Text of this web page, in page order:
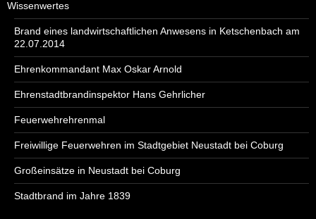
Wissenwertes
Brand eines landwirtschaftlichen Anwesens in Ketschenbach am
22.07.2014
Ehrenkommandant Max Oskar Arnold
Ehrenstadtbrandinspektor Hans Gehrlicher
Feuerwehrehrenmal
Freiwillige Feuerwehren im Stadtgebiet Neustadt bei Coburg
Großeinsätze in Neustadt bei Coburg
Stadtbrand im Jahre 1839